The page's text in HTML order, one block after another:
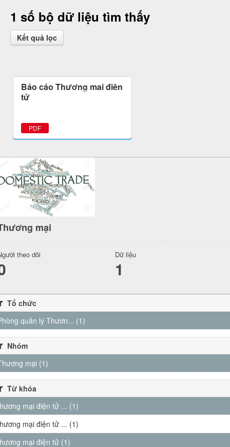
1 số bộ dữ liệu tìm thấy
Kết quả lọc
Báo cáo Thương mại điện
tử
PDF
mại
theo dõi Dữ liệu
1
Tổ chức
quản lý Thươn... (1)
Nhóm
mại (1)
Từ khóa
mại điện tử ... (1)
mại điện tử ... (1)
mại điện tử (1)